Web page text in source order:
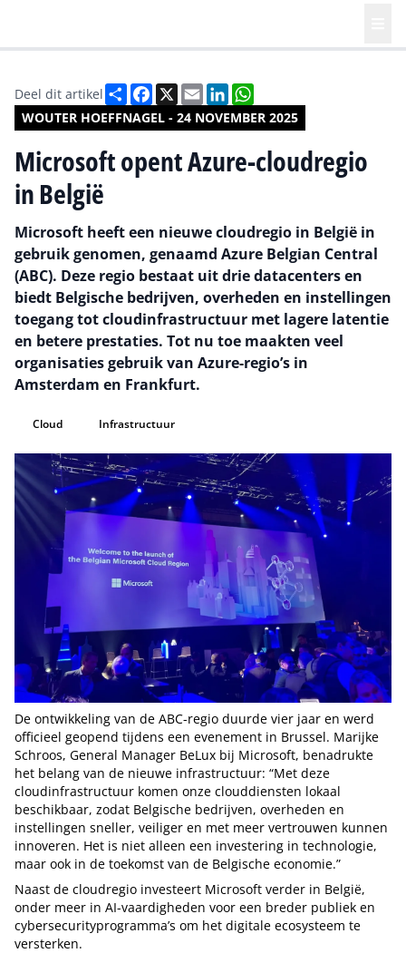
WOUTER HOEFFNAGEL - 24 NOVEMBER 2025
Deel dit artikel DeelFacebook
X EmailLinkedIn
Microsoft opent Azure-cloudregio
in België
Microsoft heeft een nieuwe cloudregio in België in
gebruik genomen, genaamd Azure Belgian Central
(ABC). Deze regio bestaat uit drie datacenters en
biedt Belgische bedrijven, overheden en instellingen
toegang tot cloudinfrastructuur met lagere latentie
en betere prestaties. Tot nu toe maakten veel
organisaties gebruik van Azure-regio’s in
Amsterdam en Frankfurt.
Cloud Infrastructuur
De ontwikkeling van de ABC-regio duurde vier jaar en werd
officieel geopend tijdens een evenement in Brussel. Marijke
Schroos, General Manager BeLux bij Microsoft, benadrukte
het belang van de nieuwe infrastructuur: “Met deze
cloudinfrastructuur komen onze clouddiensten lokaal
beschikbaar, zodat Belgische bedrijven, overheden en
instellingen sneller, veiliger en met meer vertrouwen kunnen
innoveren. Het is niet alleen een investering in technologie,
maar ook in de toekomst van de Belgische economie.”
Naast de cloudregio investeert Microsoft verder in België,
onder meer in AI-vaardigheden voor een breder publiek en
cybersecurityprogramma’s om het digitale ecosysteem te
versterken.